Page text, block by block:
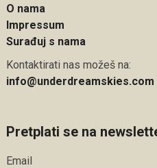
O nama
Impressum
Surađuj s nama
Kontaktirati nas možeš na:
info@underdreamskies.com
Pretplati se na
Email